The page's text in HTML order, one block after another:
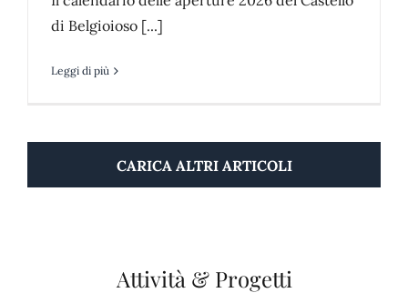
di Belgioioso [...]
Leggi di più
CARICA ALTRI ARTICOLI
Attività & Progetti